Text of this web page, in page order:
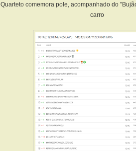
Quarteto comemora pole, acompanhado do
carro